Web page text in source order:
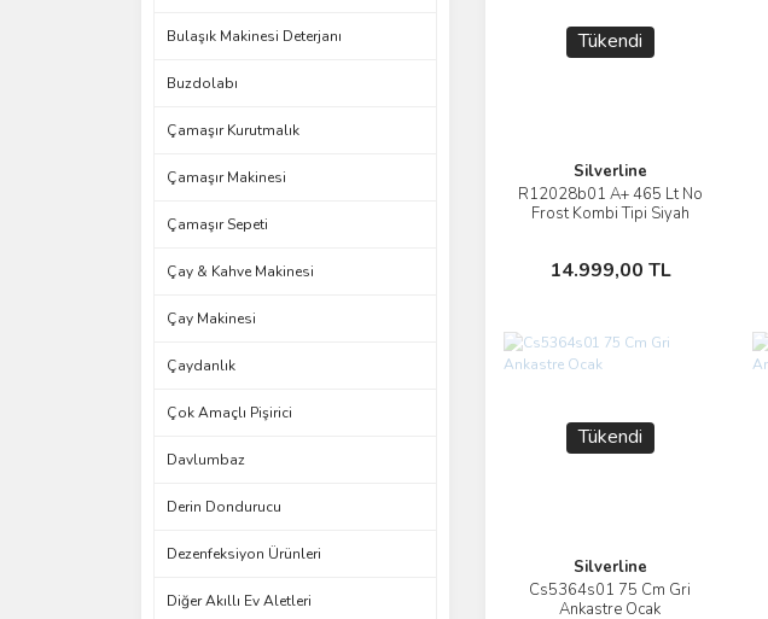
Bulaşık Makinesi Deterjanı
Buzdolabı
Çamaşır Kurutmalık
Çamaşır Makinesi
Çamaşır Sepeti
Çay & Kahve Makinesi
Çay Makinesi
Çaydanlık
Çok Amaçlı Pişirici
Davlumbaz
Derin Dondurucu
Dezenfeksiyon Ürünleri
Diğer Akıllı Ev Aletleri
Tükendi
Silverline
R12028b01 A+ 465 Lt No
Frost Kombi Tipi Siyah
14.999,00 TL
İncele
Stokta Yok
Tükendi
Silverline
Cs5364s01 75 Cm Gri
Ankastre Ocak
İncele